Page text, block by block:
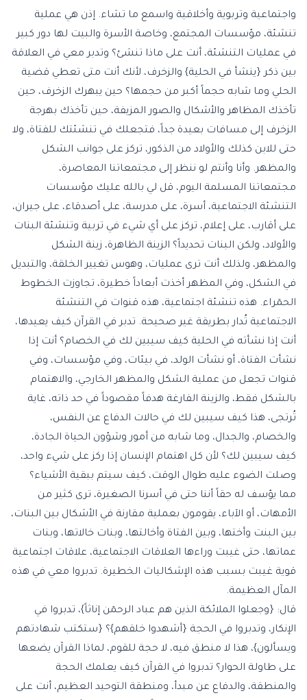
واجتماعية وتربوية وأخلاقية واسمع ما تشاء. إذن هي عملية
تنشئة، مؤسسات المجتمع، وخاصة الأسرة والبيت لها دور كبير
في عمليات التنشئة، أنت على ماذا تنشئ؟ وتدبر معي في العلاقة
بين ذكر {ينشأ في الحلية} والزخرف، لأنك أنت متى تعطي قضية
الحلي وما شابه حجماً أكبر من حجمها؟ حين يبهرك الزخرف، حين
تأخذك المظاهر والأشكال والصور المزيفة، حين تأخذك بهرجة
الزخرف إلى مسافات بعيدة جداً، فتجعلك في تنشئتك للفتاة، ولا
حتى للابن كذلك والأولاد من الذكور، تركز على جوانب الشكل
والمظهر. وأنا وأنتم لو ننظر إلى مجتمعاتنا المعاصرة،
مجتمعاتنا المسلمة اليوم، قل لي بالله عليك مؤسسات
التنشئة الاجتماعية، أسرة، على مدرسة، على أصدقاء، على جيران،
على أقارب، على إعلام، تركز على أي شيء في تربية وتنشئة البنات
والأولاد، ولكن البنات تحديداً؟ الزينة الظاهرة، زينة الشكل
والمظهر، ولذلك أنت ترى عمليات، وهوس تغيير الخلقة، والتبديل
في الشكل، وفي المظهر أخذت أبعاداً خطيرة، تجاوزت الخطوط
الحمٓراء. هذه تنشئة اجتماعية، هذه قنوات في التنشئة
الاجتماعية تُدار بطريقة غير صحيحة. تدبر في القرآن كيف يعيدها،
أنت إذا نشأته في الحلية كيف سيبين لك في الخصام؟ أنت إذا
نشأت الفتاة، أو نشأت الولد، في بيئات، وفي مؤسسات، وفي
قنوات تجعل من عملية الشكل والمظهر الخارجي، والاهتمام
بالشكل فقط، والزينة الفارغة هدفاً مقصوداً في حد ذاته، غاية
تُرتجى، هذا كيف سيبين لك في حالات الدفاع عن النفس،
والخصام، والجدال، وما شابه من أمور وشؤون الحياة الجادة،
كيف سيبين لك؟ لأن كل اهتمام الإنسان إذا ركز على شيء واحد،
وصلت الضوء عليه طوال الوقت، كيف سيتم ببقية الأشياء؟
مما يؤسف له حقاً أننا حتى في أسرنا الصغيرة، ترى كثير من
الأمهات، أو الآباء، يقومون بعملية مقارنة في الأشكال بين البنات،
بين البنت وأختها، وبين الفتاة وأخالتها، وبنات خالاتها، وبنات
عماتها، حتى غيبت وراءها العلاقات الاجتماعية، علاقات اجتماعية
قوية غيبت بسبب هذه الإشكاليات الخطيرة. تدبروا معي في هذه
المآل العظيمة.
قال: {وجعلوا الملائكة الذين هم عباد الرحمٓن إناثاً}، تدبروا في
الإنكار، وتدبروا في الحجة {أشهدوا خلقهم}؟ {ستكتب شهادتهم
ويسألون}، هذا لا منطق فيه، لا حجة للقوم، لماذا القرآن يضعها
على طاولة الحوار؟ تدبروا في القرآن كيف يعلمك الحجة
والمنطقة، والدفاع عن مبدأ، ومنطقة التوحيد العظيم، أنت على